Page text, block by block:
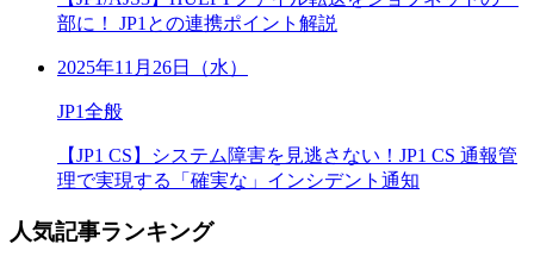
部に！ JP1との連携ポイント解説
2025年11月26日（水）
JP1全般
【JP1 CS】システム障害を見逃さない！JP1 CS 通報管
理で実現する「確実な」インシデント通知
人気記事ランキング